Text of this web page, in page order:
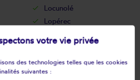
Locunolé
Lopérec
Mahalon
Mellac
Milizac
votre vie privée
des technologies telles que les cookies
suivantes :